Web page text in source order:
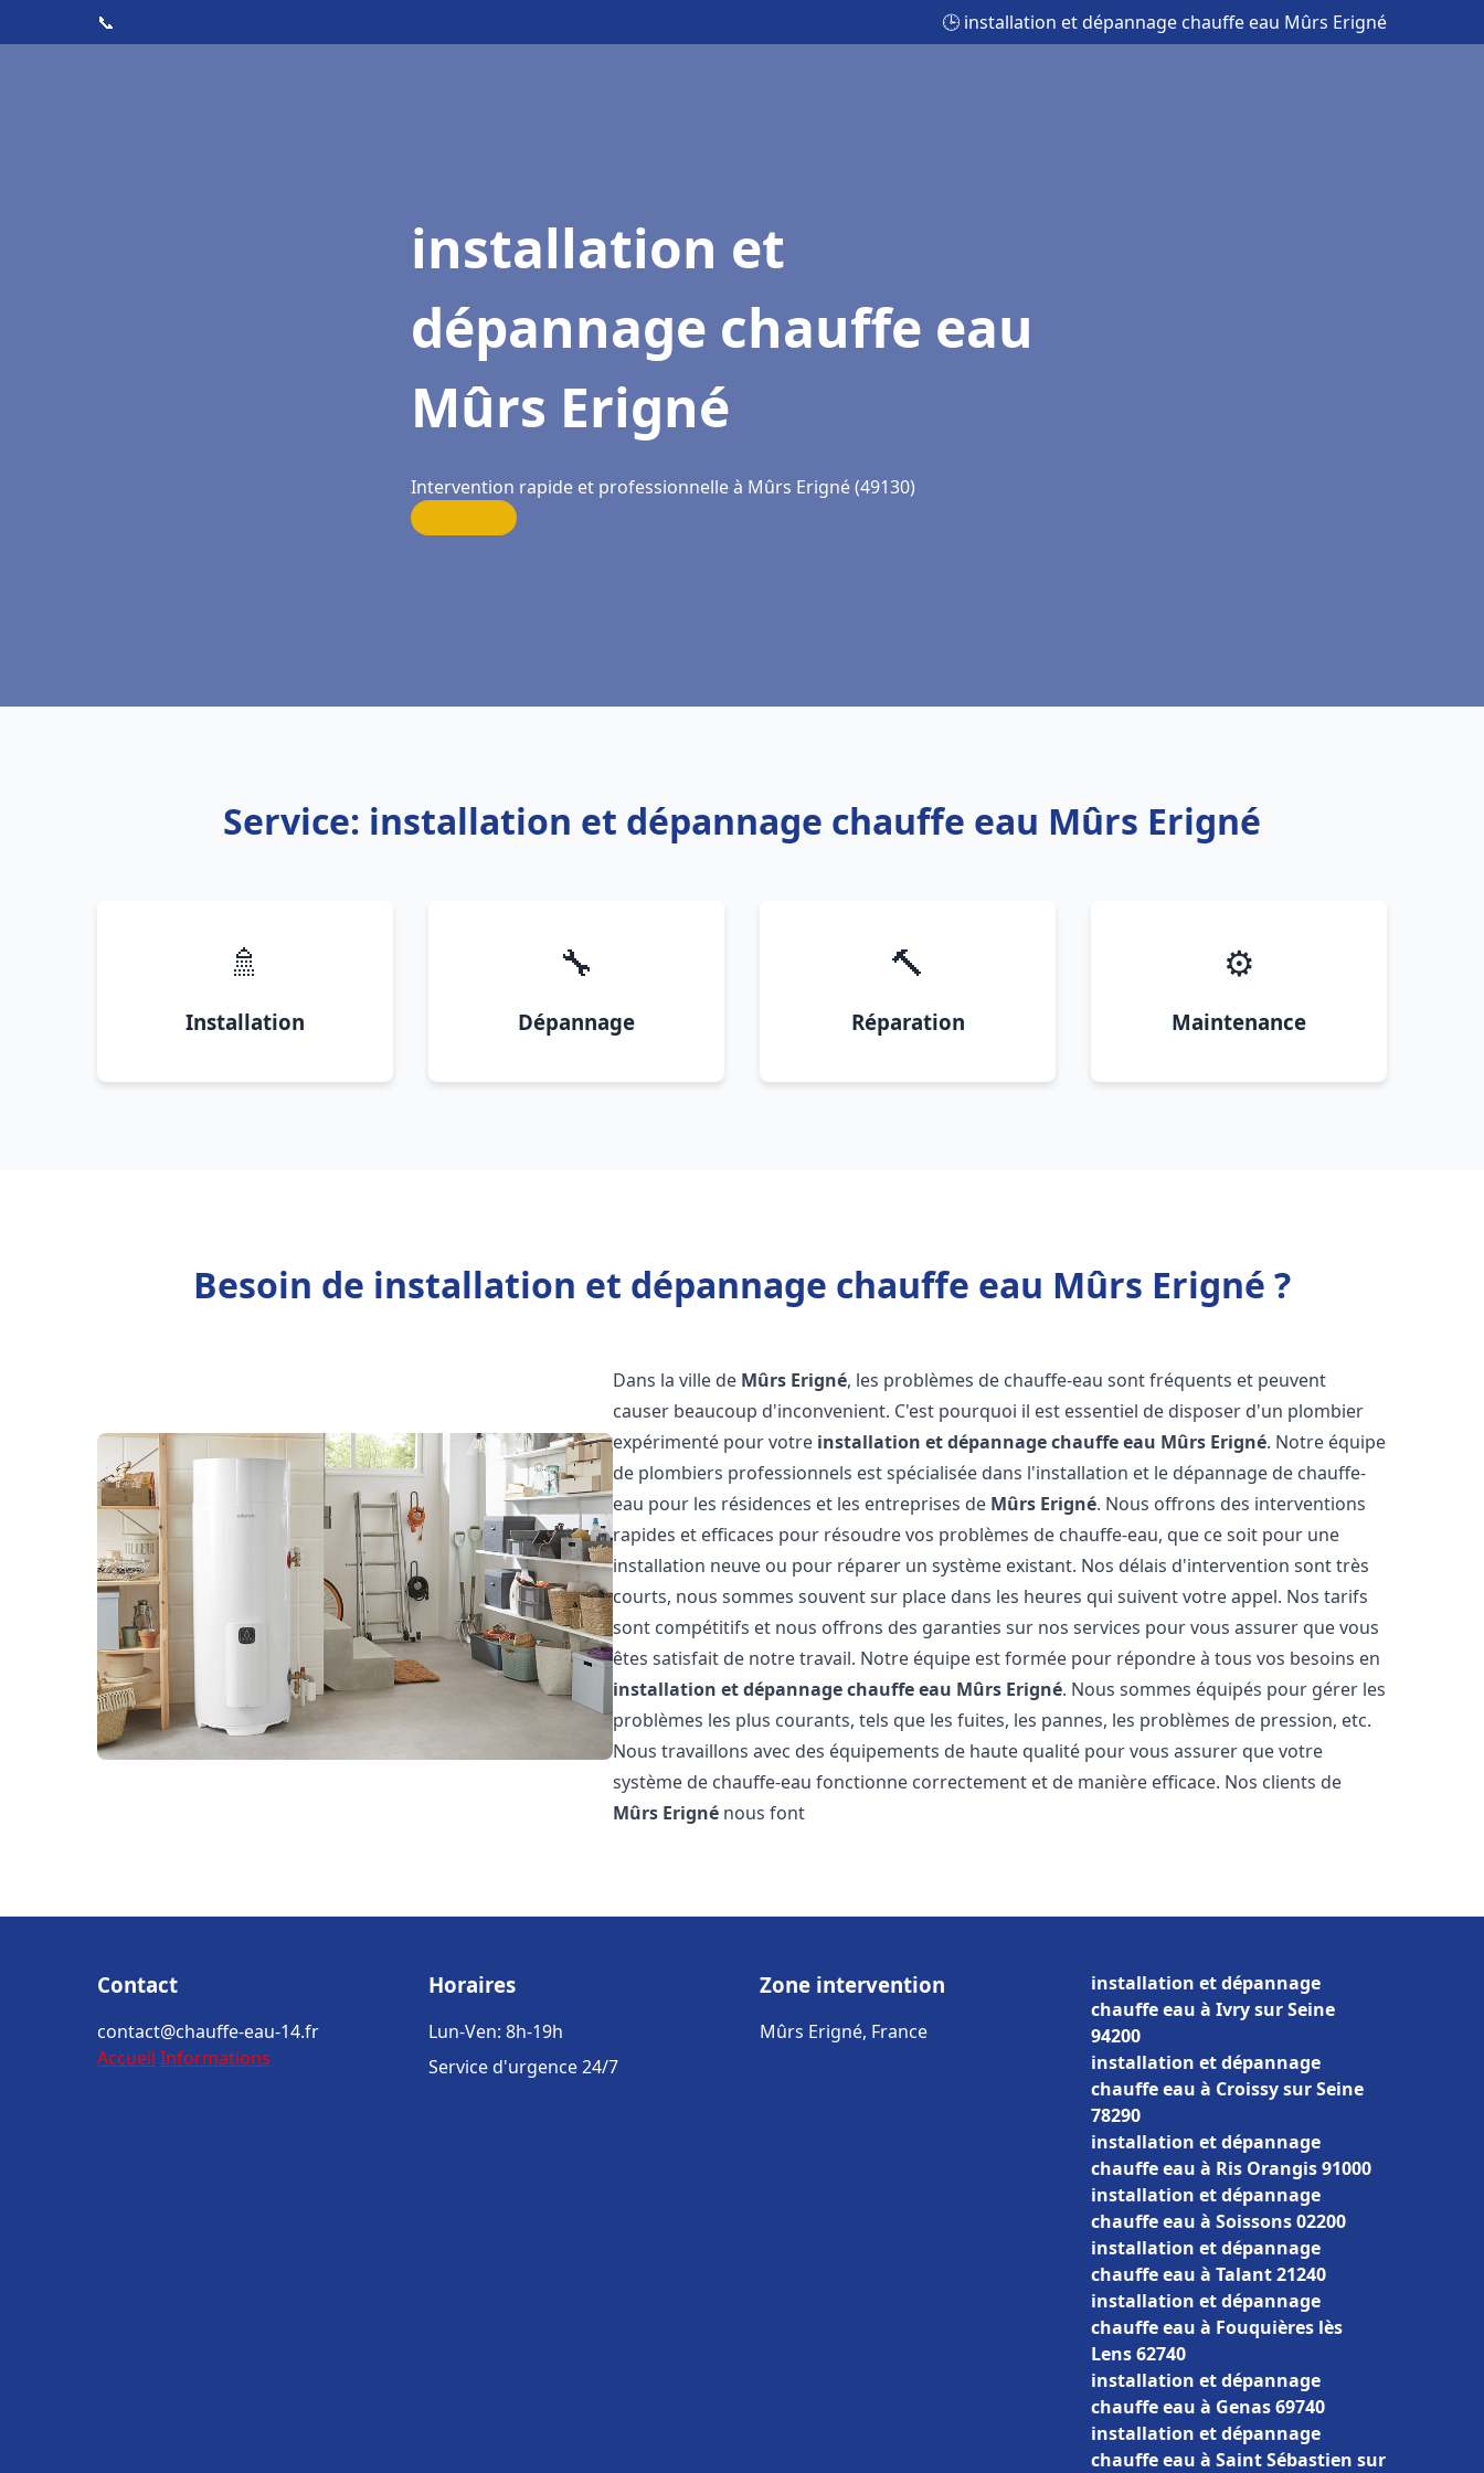
📞 🕒 installation et dépannage chauffe eau Mûrs Erigné
installation et
dépannage chauffe eau
Mûrs Erigné
Intervention rapide et professionnelle à Mûrs Erigné (49130)
Service: installation et dépannage chauffe eau Mûrs Erigné
🚿
Installation
🔧
Dépannage
🔨
Réparation
⚙️
Maintenance
Besoin de installation et dépannage chauffe eau Mûrs Erigné ?
Dans la ville de Mûrs Erigné, les problèmes de chauffe-eau sont fréquents et peuvent
causer beaucoup d'inconvenient. C'est pourquoi il est essentiel de disposer d'un plombier
expérimenté pour votre installation et dépannage chauffe eau Mûrs Erigné. Notre équipe
de plombiers professionnels est spécialisée dans l'installation et le dépannage de chauffe-
eau pour les résidences et les entreprises de Mûrs Erigné. Nous offrons des interventions
rapides et efficaces pour résoudre vos problèmes de chauffe-eau, que ce soit pour une
installation neuve ou pour réparer un système existant. Nos délais d'intervention sont très
courts, nous sommes souvent sur place dans les heures qui suivent votre appel. Nos tarifs
sont compétitifs et nous offrons des garanties sur nos services pour vous assurer que vous
êtes satisfait de notre travail. Notre équipe est formée pour répondre à tous vos besoins en
installation et dépannage chauffe eau Mûrs Erigné. Nous sommes équipés pour gérer les
problèmes les plus courants, tels que les fuites, les pannes, les problèmes de pression, etc.
Nous travaillons avec des équipements de haute qualité pour vous assurer que votre
système de chauffe-eau fonctionne correctement et de manière efficace. Nos clients de
Mûrs Erigné nous font
Contact
contact@chauffe-eau-14.fr
Accueil Informations
Horaires
Lun-Ven: 8h-19h
Service d'urgence 24/7
Zone intervention
Mûrs Erigné, France
installation et dépannage
chauffe eau à Ivry sur Seine
94200
installation et dépannage
chauffe eau à Croissy sur Seine
78290
installation et dépannage
chauffe eau à Ris Orangis 91000
installation et dépannage
chauffe eau à Soissons 02200
installation et dépannage
chauffe eau à Talant 21240
installation et dépannage
chauffe eau à Fouquières lès
Lens 62740
installation et dépannage
chauffe eau à Genas 69740
installation et dépannage
chauffe eau à Saint Sébastien sur